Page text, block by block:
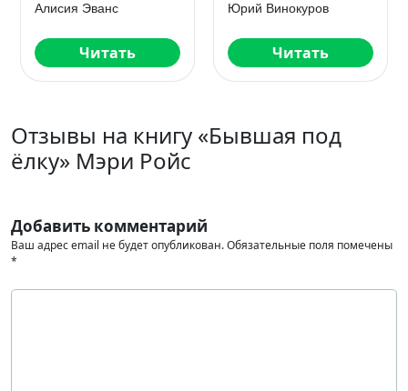
Матильда Аваланж
Читать
Отзывы на книгу «Бывшая под
ёлку» Мэри Ройс
Добавить комментарий
Ваш адрес email не будет опубликован.Обязательные поля помечены
*